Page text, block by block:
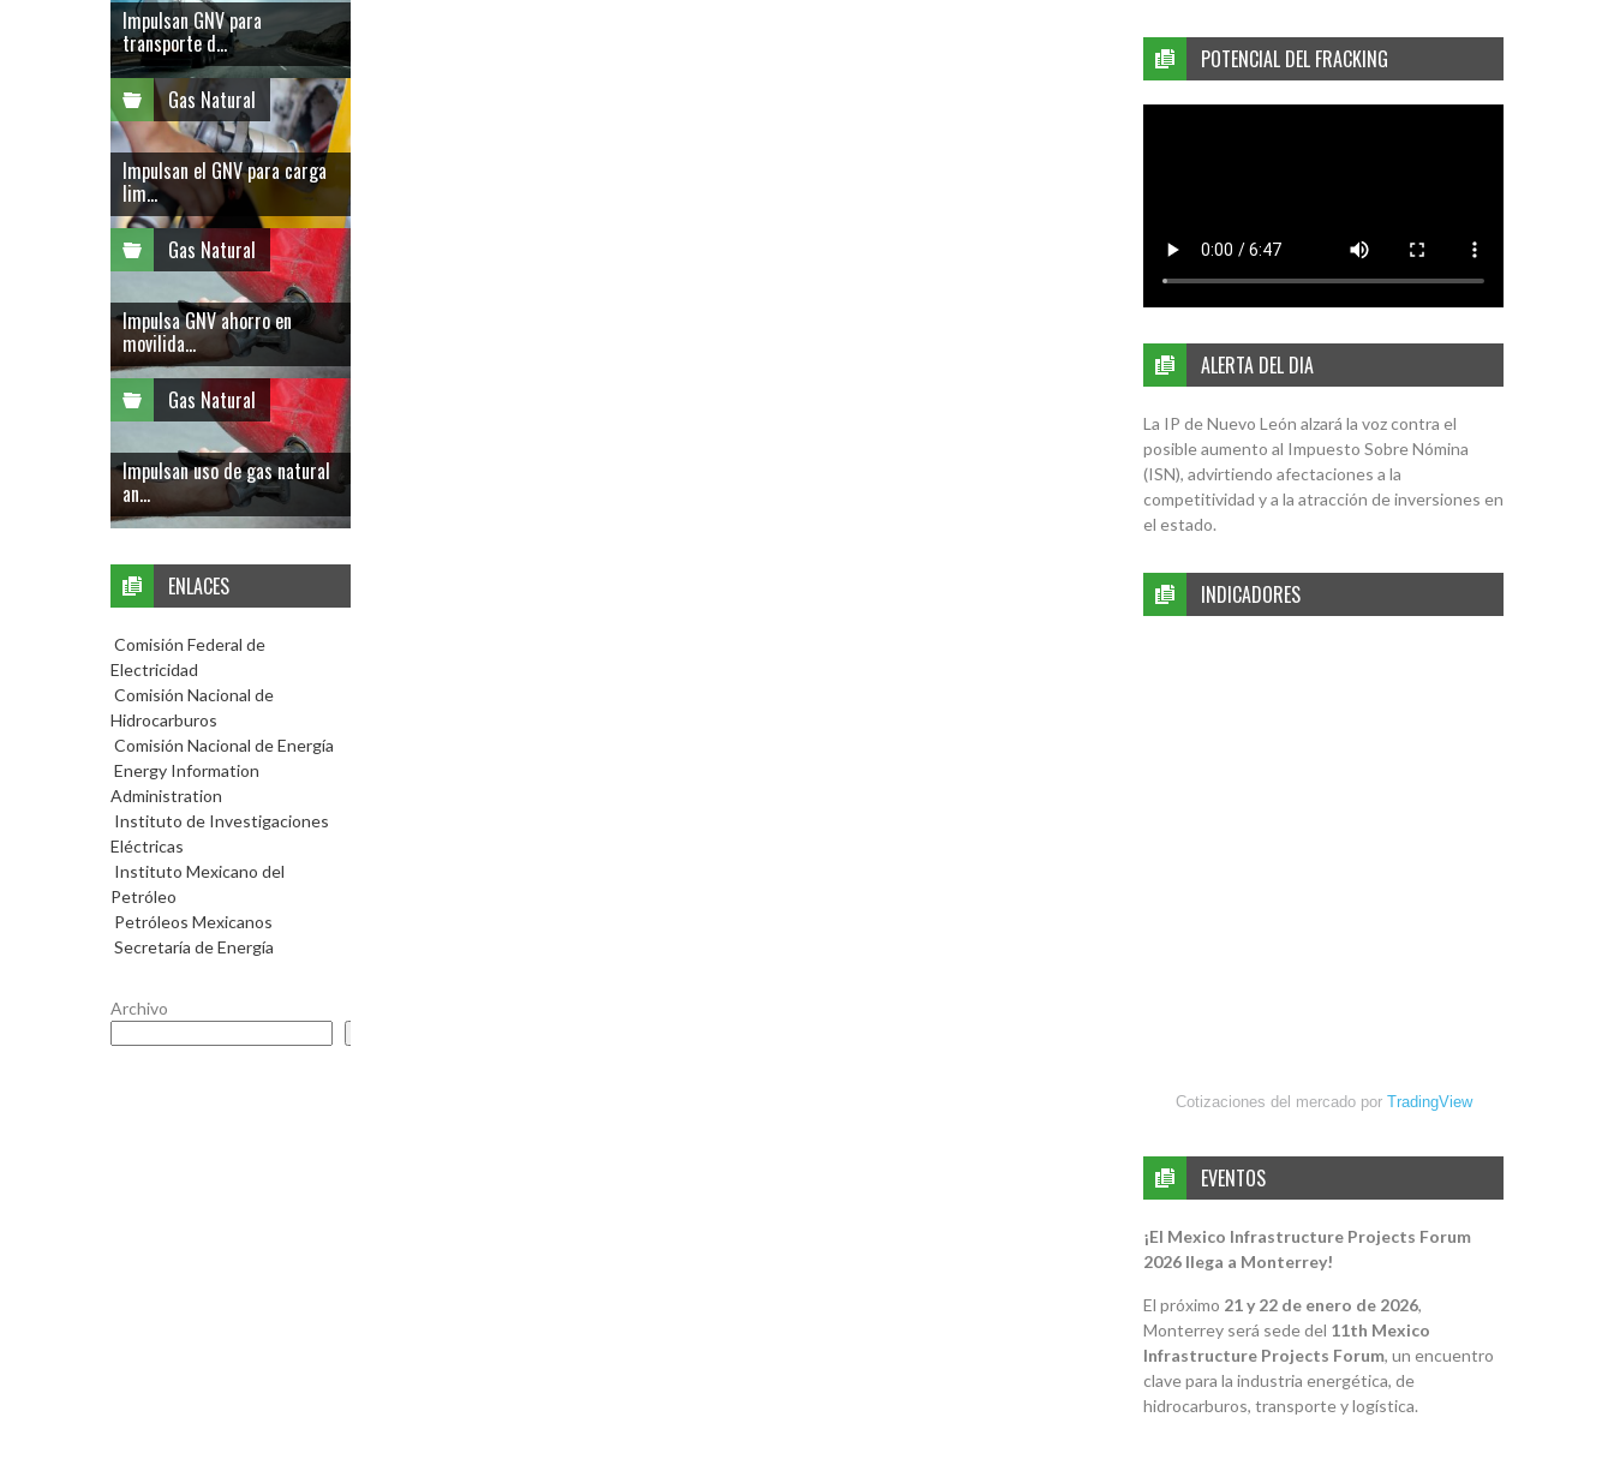
POTENCIAL DEL FRACKING
ALERTA DEL DIA
La IP de Nuevo León alzará la voz contra el
posible aumento al Impuesto Sobre Nómina
(ISN), advirtiendo afectaciones a la
competitividad y a la atracción de inversiones en
el estado.
INDICADORES
Cotizaciones del mercado por TradingView
EVENTOS
¡El Mexico Infrastructure Projects Forum
2026 llega a Monterrey!
El próximo 21 y 22 de enero de 2026,
Monterrey será sede del 11th Mexico
Infrastructure Projects Forum, un encuentro
clave para la industria energética, de
hidrocarburos, transporte y logística.
Impulsan GNV para
transporte d...
Gas Natural
Impulsan el GNV para carga
lim...
Gas Natural
Impulsa GNV ahorro en
movilida...
Gas Natural
Impulsan uso de gas natural
an...
ENLACES
Comisión Federal de
Electricidad
Comisión Nacional de
Hidrocarburos
Comisión Nacional de Energía
Energy Information
Administration
Instituto de Investigaciones
Eléctricas
Instituto Mexicano del
Petróleo
Petróleos Mexicanos
Secretaría de Energía
Archivo